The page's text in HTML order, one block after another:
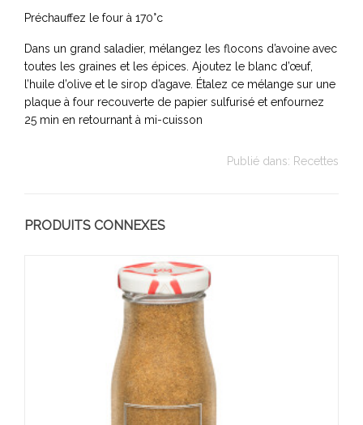
Préchauffez le four à 170°c
Dans un grand saladier, mélangez les flocons d’avoine avec
toutes les graines et les épices. Ajoutez le blanc d’œuf,
l’huile d’olive et le sirop d’agave. Étalez ce mélange sur une
plaque à four recouverte de papier sulfurisé et enfournez
25 min en retournant à mi-cuisson
Publié dans: Recettes
PRODUITS CONNEXES